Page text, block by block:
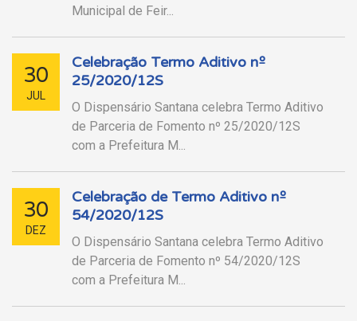
Municipal de Feir...
30
JUL
Celebração Termo Aditivo nº
25/2020/12S
O Dispensário Santana celebra Termo Aditivo
de Parceria de Fomento nº 25/2020/12S
com a Prefeitura M...
30
DEZ
Celebração de Termo Aditivo nº
54/2020/12S
O Dispensário Santana celebra Termo Aditivo
de Parceria de Fomento nº 54/2020/12S
com a Prefeitura M...